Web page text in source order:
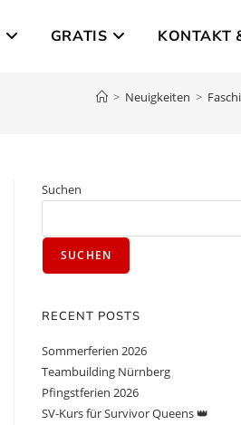
GRATIS KONTAKT
> Neuigkeiten >
Suchen
SUCHEN
RECENT POSTS
Sommerferien 2026
Teambuilding Nürnberg
Pfingstferien 2026
SV-Kurs für Survivor Queens 👑